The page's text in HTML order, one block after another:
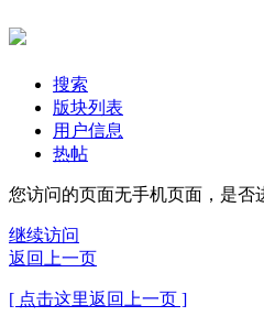
搜索
版块列表
用户信息
热帖
您访问的页面无手机页面，是否
继续访问
返回上一页
[ 点击这里返回上一页 ]